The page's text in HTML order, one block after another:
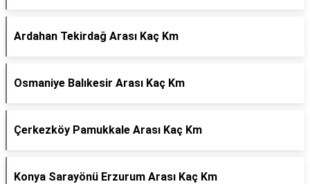
Ardahan Tekirdağ Arası Kaç Km
Osmaniye Balıkesir Arası Kaç Km
Çerkezköy Pamukkale Arası Kaç Km
Konya Sarayönü Erzurum Arası Kaç Km